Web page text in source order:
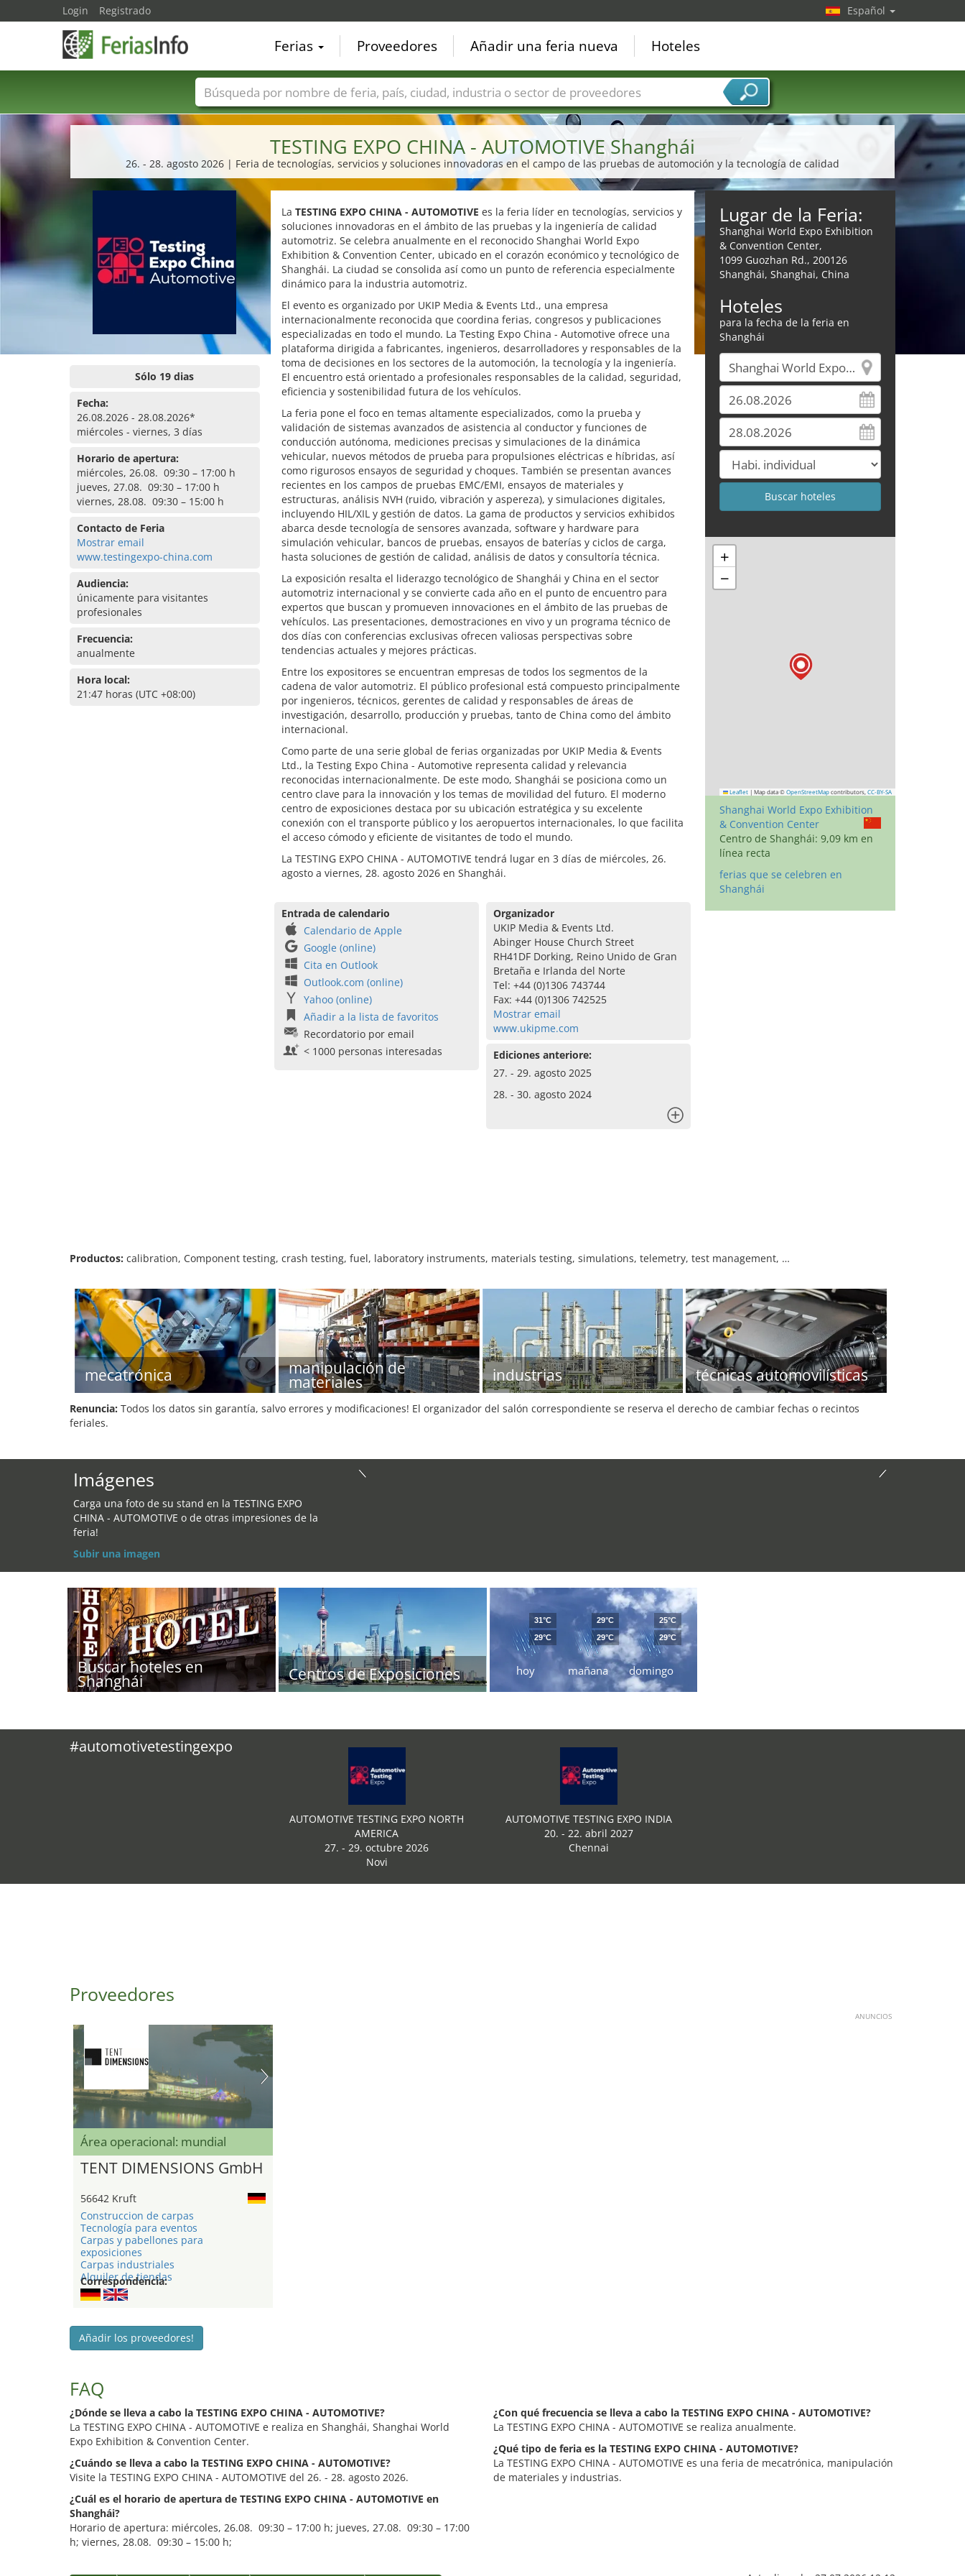
TESTING EXPO CHINA - AUTOMOTIVE Shanghái
26. - 28. agosto 2026 | Feria de tecnologías, servicios y soluciones innovadoras en el campo de las pruebas de automoción y la tecnología de calidad
Sólo 19 dias
Fecha:
26.08.2026 - 28.08.2026*
miércoles - viernes, 3 días
Horario de apertura:
miércoles, 26.08. 09:30 – 17:00 h
jueves, 27.08. 09:30 – 17:00 h
viernes, 28.08. 09:30 – 15:00 h
Contacto de Feria
Mostrar email
www.testingexpo-china.com
Audiencia:
únicamente para visitantes
profesionales
Frecuencia:
anualmente
Hora local:
21:47 horas (UTC +08:00)
La TESTING EXPO CHINA - AUTOMOTIVE es la feria líder en tecnologías, servicios y
soluciones innovadoras en el ámbito de las pruebas y la ingeniería de calidad
automotriz. Se celebra anualmente en el reconocido Shanghai World Expo
Exhibition & Convention Center, ubicado en el corazón económico y tecnológico de
Shanghái. La ciudad se consolida así como un punto de referencia especialmente
dinámico para la industria automotriz.
El evento es organizado por UKIP Media & Events Ltd., una empresa
internacionalmente reconocida que coordina ferias, congresos y publicaciones
especializadas en todo el mundo. La Testing Expo China - Automotive ofrece una
plataforma dirigida a fabricantes, ingenieros, desarrolladores y responsables de la
toma de decisiones en los sectores de la automoción, la tecnología y la ingeniería.
El encuentro está orientado a profesionales responsables de la calidad, seguridad,
eficiencia y sostenibilidad futura de los vehículos.
La feria pone el foco en temas altamente especializados, como la prueba y
validación de sistemas avanzados de asistencia al conductor y funciones de
conducción autónoma, mediciones precisas y simulaciones de la dinámica
vehicular, nuevos métodos de prueba para propulsiones eléctricas e híbridas, así
como rigurosos ensayos de seguridad y choques. También se presentan avances
recientes en los campos de pruebas EMC/EMI, ensayos de materiales y
estructuras, análisis NVH (ruido, vibración y aspereza), y simulaciones digitales,
incluyendo HIL/XIL y gestión de datos. La gama de productos y servicios exhibidos
abarca desde tecnología de sensores avanzada, software y hardware para
simulación vehicular, bancos de pruebas, ensayos de baterías y ciclos de carga,
hasta soluciones de gestión de calidad, análisis de datos y consultoría técnica.
La exposición resalta el liderazgo tecnológico de Shanghái y China en el sector
automotriz internacional y se convierte cada año en el punto de encuentro para
expertos que buscan y promueven innovaciones en el ámbito de las pruebas de
vehículos. Las presentaciones, demostraciones en vivo y un programa técnico de
dos días con conferencias exclusivas ofrecen valiosas perspectivas sobre
tendencias actuales y mejores prácticas.
Entre los expositores se encuentran empresas de todos los segmentos de la
cadena de valor automotriz. El público profesional está compuesto principalmente
por ingenieros, técnicos, gerentes de calidad y responsables de áreas de
investigación, desarrollo, producción y pruebas, tanto de China como del ámbito
internacional.
Como parte de una serie global de ferias organizadas por UKIP Media & Events
Ltd., la Testing Expo China - Automotive representa calidad y relevancia
reconocidas internacionalmente. De este modo, Shanghái se posiciona como un
centro clave para la innovación y los temas de movilidad del futuro. El moderno
centro de exposiciones destaca por su ubicación estratégica y su excelente
conexión con el transporte público y los aeropuertos internacionales, lo que facilita
el acceso cómodo y eficiente de visitantes de todo el mundo.
La TESTING EXPO CHINA - AUTOMOTIVE tendrá lugar en 3 días de miércoles, 26.
agosto a viernes, 28. agosto 2026 en Shanghái.
Entrada de calendario
Calendario de Apple
Google (online)
Cita en Outlook
Outlook.com (online)
Yahoo (online)
Añadir a la lista de favoritos
Recordatorio por email
< 1000 personas interesadas
Organizador
UKIP Media & Events Ltd.
Abinger House Church Street
RH41DF Dorking, Reino Unido de Gran
Bretaña e Irlanda del Norte
Tel: +44 (0)1306 743744
Fax: +44 (0)1306 742525
Mostrar email
www.ukipme.com
Ediciones anteriore:
27. - 29. agosto 2025
28. - 30. agosto 2024
Lugar de la Feria:
Shanghai World Expo Exhibition
& Convention Center,
1099 Guozhan Rd., 200126
Shanghái, Shanghai, China
Hoteles
para la fecha de la feria en
Shanghái
+
−
Leaflet | Map data © OpenStreetMap contributors, CC-BY-SA
Shanghai World Expo Exhibition
& Convention Center
Centro de Shanghái: 9,09 km en
línea recta
ferias que se celebren en
Shanghái
Productos: calibration, Component testing, crash testing, fuel, laboratory instruments, materials testing, simulations, telemetry, test management, …
mecatrónica manipulación de
materiales industrias técnicas automovilísticas
Renuncia: Todos los datos sin garantía, salvo errores y modificaciones! El organizador del salón correspondiente se reserva el derecho de cambiar fechas o recintos
feriales.
Imágenes
Carga una foto de su stand en la TESTING EXPO
CHINA - AUTOMOTIVE o de otras impresiones de la
feria!
Subir una imagen
Buscar hoteles en
Shanghái Centros de Exposiciones hoy
31°C
29°C
mañana
29°C
29°C
domingo
25°C
29°C
#automotivetestingexpo
AUTOMOTIVE TESTING EXPO NORTH
AMERICA
27. - 29. octubre 2026
Novi
AUTOMOTIVE TESTING EXPO INDIA
20. - 22. abril 2027
Chennai
Proveedores
ANUNCIOS
Área operacional: mundial
TENT DIMENSIONS GmbH
56642 Kruft
Construccion de carpas
Tecnología para eventos
Carpas y pabellones para
exposiciones
Carpas industriales
Alquiler de tiendas
Correspondencia:
Añadir los proveedores!
FAQ
¿Dónde se lleva a cabo la TESTING EXPO CHINA - AUTOMOTIVE?
La TESTING EXPO CHINA - AUTOMOTIVE e realiza en Shanghái, Shanghai World
Expo Exhibition & Convention Center.
¿Cuándo se lleva a cabo la TESTING EXPO CHINA - AUTOMOTIVE?
Visite la TESTING EXPO CHINA - AUTOMOTIVE del 26. - 28. agosto 2026.
¿Con qué frecuencia se lleva a cabo la TESTING EXPO CHINA - AUTOMOTIVE?
La TESTING EXPO CHINA - AUTOMOTIVE se realiza anualmente.
¿Qué tipo de feria es la TESTING EXPO CHINA - AUTOMOTIVE?
La TESTING EXPO CHINA - AUTOMOTIVE es una feria de mecatrónica, manipulación
de materiales y industrias.
¿Cuál es el horario de apertura de TESTING EXPO CHINA - AUTOMOTIVE en
Shanghái?
Horario de apertura: miércoles, 26.08. 09:30 – 17:00 h; jueves, 27.08. 09:30 – 17:00
h; viernes, 28.08. 09:30 – 15:00 h;
Login Registrado Español
Ferias Proveedores Añadir una feria nueva Hoteles
Nombres de ferias Países Ciudades Sectores de ferias Sectores de proveedor de servicios